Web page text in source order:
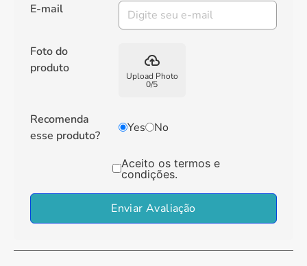
E-mail
Foto do
produto
backup
Upload Photo
0/5
Recomenda
esse produto?
Yes No
Aceito os termos e
condições.
Enviar Avaliação